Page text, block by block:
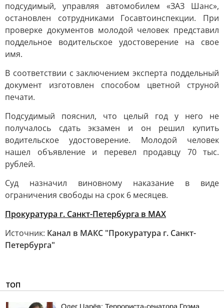
подсудимый, управляя автомобилем «ЗАЗ Шанс»,
остановлен сотрудниками Госавтоинспекции. При
проверке документов молодой человек представил
поддельное водительское удостоверение на свое
имя.
В соответствии с заключением эксперта поддельный
документ изготовлен способом цветной струной
печати.
Подсудимый пояснил, что целый год у него не
получалось сдать экзамен и он решил купить
водительское удостоверение. Молодой человек
нашел объявление и перевел продавцу 70 тыс.
рублей.
Суд назначил виновному наказание в виде
ограничения свободы на срок 6 месяцев.
Прокуратура г. Санкт-Петербурга в МАХ
Источник: Канал в МАКС "Прокуратура г. Санкт-
Петербурга"
ТОП